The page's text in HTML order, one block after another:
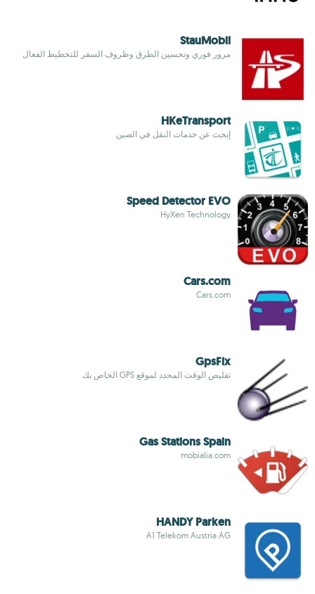
StauMobil
مرور فوري وتحسين الطرق وظروف السفر للتخطيط الفعال
HKeTransport
إبحث عن خدمات النقل في الصين
Speed Detector EVO
HyXen Technology
Cars.com
Cars.com
GpsFix
تقليص الوقت المحدد لموقع GPS الخاص بك
Gas Stations Spain
mobialia.com
HANDY Parken
A1 Telekom Austria AG